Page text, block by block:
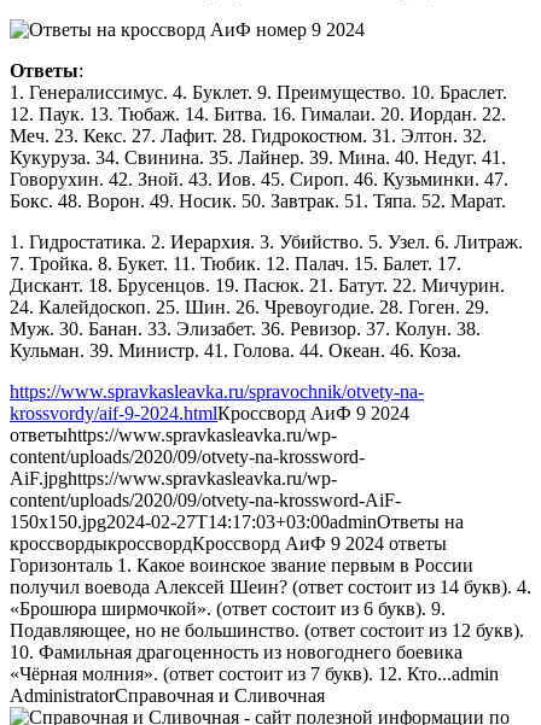
Ответы:
1. Генералиссимус. 4. Буклет. 9. Преимущество. 10. Браслет.
12. Паук. 13. Тюбаж. 14. Битва. 16. Гималаи. 20. Иордан. 22.
Меч. 23. Кекс. 27. Лафит. 28. Гидрокостюм. 31. Элтон. 32.
Кукуруза. 34. Свинина. 35. Лайнер. 39. Мина. 40. Недуг. 41.
Говорухин. 42. Зной. 43. Иов. 45. Сироп. 46. Кузьминки. 47.
Бокс. 48. Ворон. 49. Носик. 50. Завтрак. 51. Тяпа. 52. Марат.
1. Гидростатика. 2. Иерархия. 3. Убийство. 5. Узел. 6. Литраж.
7. Тройка. 8. Букет. 11. Тюбик. 12. Палач. 15. Балет. 17.
Дискант. 18. Брусенцов. 19. Пасюк. 21. Батут. 22. Мичурин.
24. Калейдоскоп. 25. Шин. 26. Чревоугодие. 28. Гоген. 29.
Муж. 30. Банан. 33. Элизабет. 36. Ревизор. 37. Колун. 38.
Кульман. 39. Министр. 41. Голова. 44. Океан. 46. Коза.
https://www.spravkasleavka.ru/spravochnik/otvety-na-
krossvordy/aif-9-2024.htmlКроссворд АиФ 9 2024
ответыhttps://www.spravkasleavka.ru/wp-
content/uploads/2020/09/otvety-na-krossword-
AiF.jpghttps://www.spravkasleavka.ru/wp-
content/uploads/2020/09/otvety-na-krossword-AiF-
150x150.jpg2024-02-27T14:17:03+03:00adminОтветы на
кроссвордыкроссвордКроссворд АиФ 9 2024 ответы
Горизонталь 1. Какое воинское звание первым в России
получил воевода Алексей Шеин? (ответ состоит из 14 букв). 4.
«Брошюра ширмочкой». (ответ состоит из 6 букв). 9.
Подавляющее, но не большинство. (ответ состоит из 12 букв).
10. Фамильная драгоценность из новогоднего боевика
«Чёрная молния». (ответ состоит из 7 букв). 12. Кто...admin
AdministratorСправочная и Сливочная